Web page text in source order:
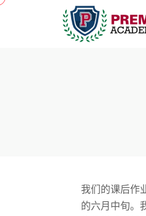
我们的课后作
的六月中旬。